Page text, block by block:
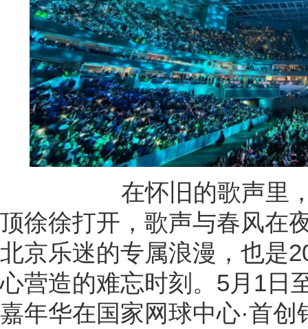
在怀旧的歌声里，首
顶徐徐打开，歌声与春风在
北京乐迷的专属浪漫，也是
心营造的难忘时刻。5月1日
嘉年华在国家网球中心·首